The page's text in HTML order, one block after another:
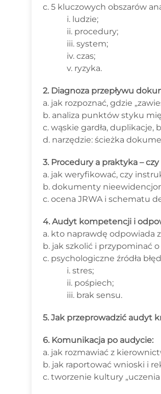
c. 5 kluczowych obszarów
i. ludzie;
ii. procedury;
iii. system;
iv. czas;
v. ryzyka.
2. Diagnoza przepływu
a. jak rozpoznać, gdzie
b. analiza punktów styku
c. wąskie gardła, duplikacje,
d. narzędzie: ścieżka
3. Procedury a praktyka –
a. jak weryfikować, czy
b. dokumenty
c. ocena JRWA i schematu
4. Audyt kompetencji i
a. kto naprawdę odpowiada
b. jak szkolić i przypominać
c. psychologiczne źródła
i. stres;
ii. pośpiech;
iii. brak sensu.
5. Jak przeprowadzić audyt
6. Komunikacja po audycie:
a. jak rozmawiać z
b. jak raportować wnioski i
c. tworzenie kultury „uczenia